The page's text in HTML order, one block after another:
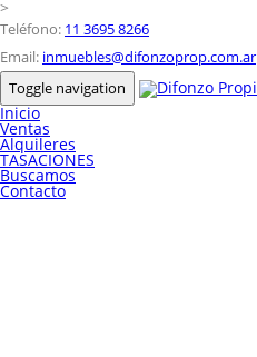
>
Teléfono: 11 3695 8266
Email: inmuebles@difonzoprop.com.ar
Toggle navigation
Inicio
Ventas
Alquileres
TASACIONES
Buscamos
Contacto